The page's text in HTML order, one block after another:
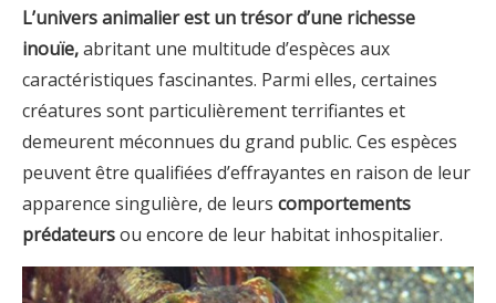
L’univers animalier est un trésor d’une richesse
inouïe,abritant une multitude d’espèces aux
caractéristiques fascinantes. Parmi elles, certaines
créatures sont particulièrement terrifiantes et
demeurent méconnues du grand public. Ces espèces
peuvent être qualifiées d’effrayantes en raison de leur
apparence singulière, de leurs comportements
prédateursou encore de leur habitat inhospitalier.